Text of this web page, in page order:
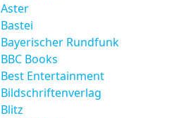
Aster
Bastei
Bayerischer Rundfunk
BBC Books
Best Entertainment
Bildschriftenverlag
Blitz